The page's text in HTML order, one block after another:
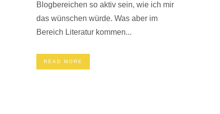
Blogbereichen so aktiv sein, wie ich mir
das wünschen würde. Was aber im
Bereich Literatur kommen...
READ MORE